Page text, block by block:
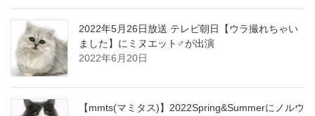
2022年5月26日放送 テレビ朝日【ウラ撮れちゃい
ました】にミヌエット♂が出演
2022年6月20日
【mmts(マミタス)】2022Spring&Summerにノルウ